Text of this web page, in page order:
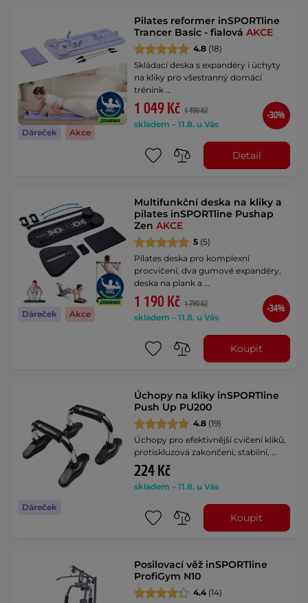
Dáreček Akce
Pilates reformer inSPORTline
Trancer Basic - fialováAKCE
4.8 (18)
Skládací deska s expandéry i úchyty
na kliky pro všestranný domácí
trénink …
1 049 Kč 1 490 Kč
skladem – 11.8. u Vás
-30%
Detail
Dáreček Akce
Multifunkční deska na kliky a
pilates inSPORTline Pushap
ZenAKCE
5 (5)
Pilates deska pro komplexní
procvičení, dva gumové expandéry,
deska na plank a …
1 190 Kč 1 790 Kč
skladem – 11.8. u Vás
-34%
Koupit
Dáreček
Úchopy na kliky inSPORTline
Push Up PU200
4.8 (19)
Úchopy pro efektivnější cvičení kliků,
protiskluzová zakončení, stabilní, …
224 Kč
skladem – 11.8. u Vás
Koupit
Posilovací věž inSPORTline
ProfiGym N10
4.4 (14)